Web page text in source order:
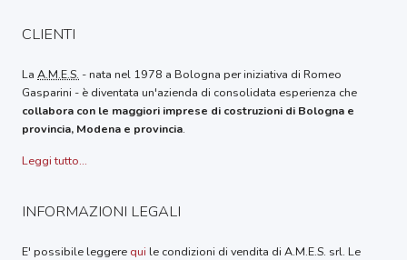
CLIENTI
La A.M.E.S. - nata nel 1978 a Bologna per iniziativa di Romeo
Gasparini - è diventata un'azienda di consolidata esperienza che
collabora con le maggiori imprese di costruzioni di Bologna e
provincia, Modena e provincia.
Leggi tutto...
INFORMAZIONI LEGALI
E' possibile leggere qui le condizioni di vendita di A.M.E.S. srl. Le